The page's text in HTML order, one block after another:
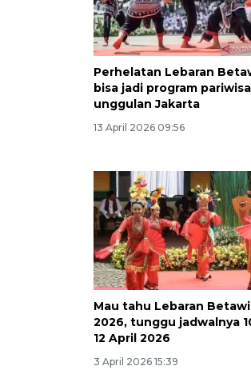
Perhelatan Lebaran
bisa jadi program
unggulan Jakarta
13 April 2026 09:56
Mau tahu Lebaran Betawi
2026, tunggu jadwalnya
12 April 2026
3 April 2026 15:39